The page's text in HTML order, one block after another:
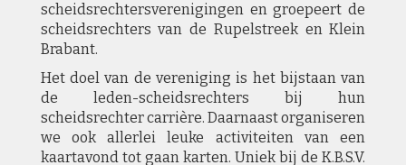
scheidsrechtersverenigingen en groepeert de
scheidsrechters van de Rupelstreek en Klein
Brabant.
Het doel van de vereniging is het bijstaan van
de leden-scheidsrechters bij hun
scheidsrechter carrière. Daarnaast organiseren
we ook allerlei leuke activiteiten van een
kaartavond tot gaan karten. Uniek bij de K.B.S.V.